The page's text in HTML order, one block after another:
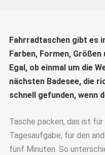
Suche
Fahrradtaschen gibt es
Farben, Formen,
Egal, ob einmal um die
nächsten Badesee, die
schnell gefunden, wenn
Tasche packen, das ist für
Tagesaufgabe, für den
fünf Minuten. So